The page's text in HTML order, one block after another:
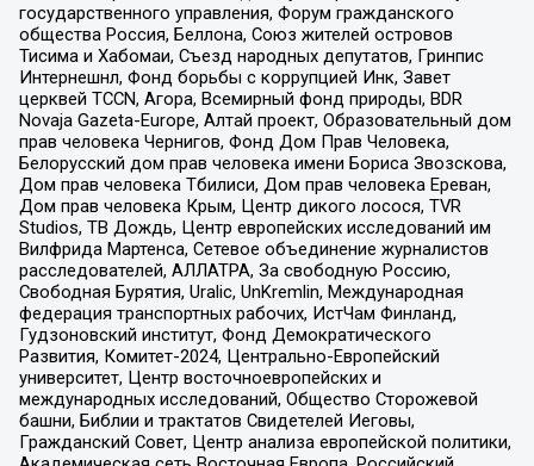
государственного управления, Форум гражданского
общества Россия, Беллона, Союз жителей островов
Тисима и Хабомаи, Съезд народных депутатов, Гринпис
Интернешнл, Фонд борьбы с коррупцией Инк, Завет
церквей TCCN, Агора, Всемирный фонд природы, BDR
Novaja Gazeta-Europe, Алтай проект, Образовательный дом
прав человека Чернигов, Фонд Дом Прав Человека,
Белорусский дом прав человека имени Бориса Звозскова,
Дом прав человека Тбилиси, Дом прав человека Ереван,
Дом прав человека Крым, Центр дикого лосося, TVR
Studios, ТВ Дождь, Центр европейских исследований им
Вилфрида Мартенса, Сетевое объединение журналистов
расследователей, АЛЛАТРА, За свободную Россию,
Свободная Бурятия, Uralic, UnKremlin, Международная
федерация транспортных рабочих, ИстЧам Финланд,
Гудзоновский институт, Фонд Демократического
Развития, Комитет-2024, Центрально-Европейский
университет, Центр восточноевропейских и
международных исследований, Общество Сторожевой
башни, Библии и трактатов Свидетелей Иеговы,
Гражданский Совет, Центр анализа европейской политики,